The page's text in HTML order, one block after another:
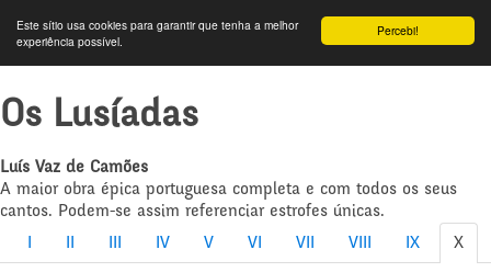
Percebi!
Este sítio usa cookies para garantir que tenha a melhor
experiência possível.
Os Lusíadas
Luís Vaz de Camões
A maior obra épica portuguesa completa e com todos os seus
cantos. Podem-se assim referenciar estrofes únicas.
IV V VI VII VIII IX X